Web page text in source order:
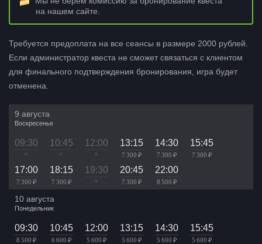
на нашем сайте.
Требуется предоплата на все сеансы в размере 2000 рублей.
Если администратор квеста не сможет связаться с клиентом
для финального подтверждения бронирования, игра будет
отменена.
9 августа
Воскресенье
09:30
×
10:45
×
12:00
×
13:15
7 300 ₽
14:30
7 300 ₽
15:45
7 300 ₽
17:00
7 300 ₽
18:15
7 300 ₽
19:30
×
20:45
7 300 ₽
22:00
8 500 ₽
10 августа
Понедельник
09:30
8 500 ₽
10:45
6 600 ₽
12:00
5 600 ₽
13:15
5 600 ₽
14:30
5 600 ₽
15:45
5 600 ₽